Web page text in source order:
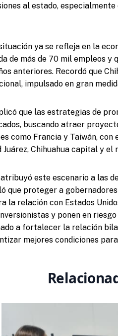
al estado,
ya se refleja en la
de más de 70 mil empleos
anteriores. Recordó que
impulsado en gran
que las estrategias de
buscando atraer
como Francia y Taiwán,
Juárez, Chihuahua capital y el
este escenario a las
que proteger a
la relación con Estados
y ponen en
a fortalecer la relación
mejores condiciones